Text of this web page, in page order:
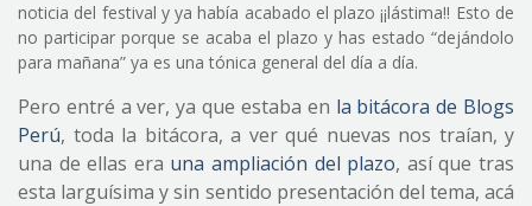
noticia del festival y ya había acabado el plazo ¡¡lástima!! Esto de
no participar porque se acaba el plazo y has estado “dejándolo
para mañana” ya es una tónica general del día a día.
Pero entré a ver, ya que estaba en la bitácora de Blogs
Perú, toda la bitácora, a ver qué nuevas nos traían, y
una de ellas era una ampliación del plazo, así que tras
esta larguísima y sin sentido presentación del tema, acá